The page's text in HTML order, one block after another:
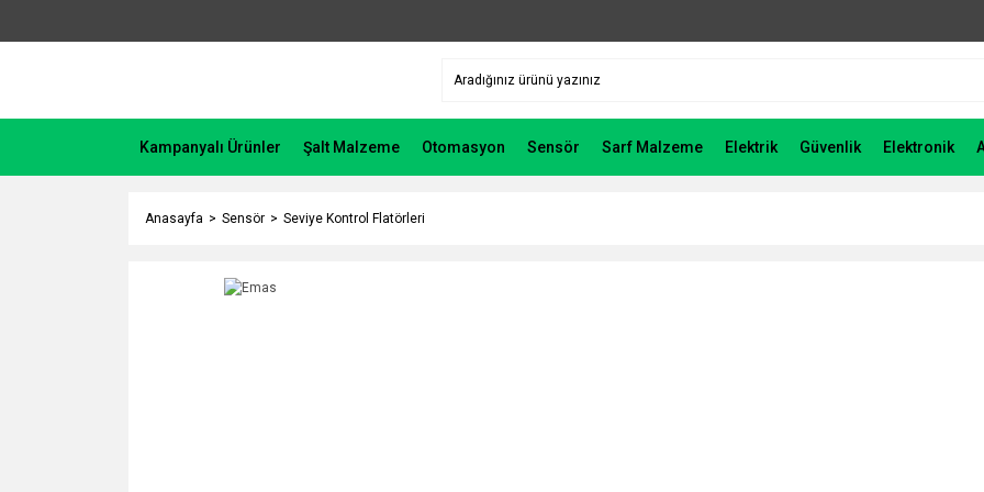
Kampanyalı Ürünler Şalt Malzeme Otomasyon Sensör Sarf Malzeme Elektrik Güvenlik Elektronik
Anasayfa Sensör Seviye Kontrol Flatörleri